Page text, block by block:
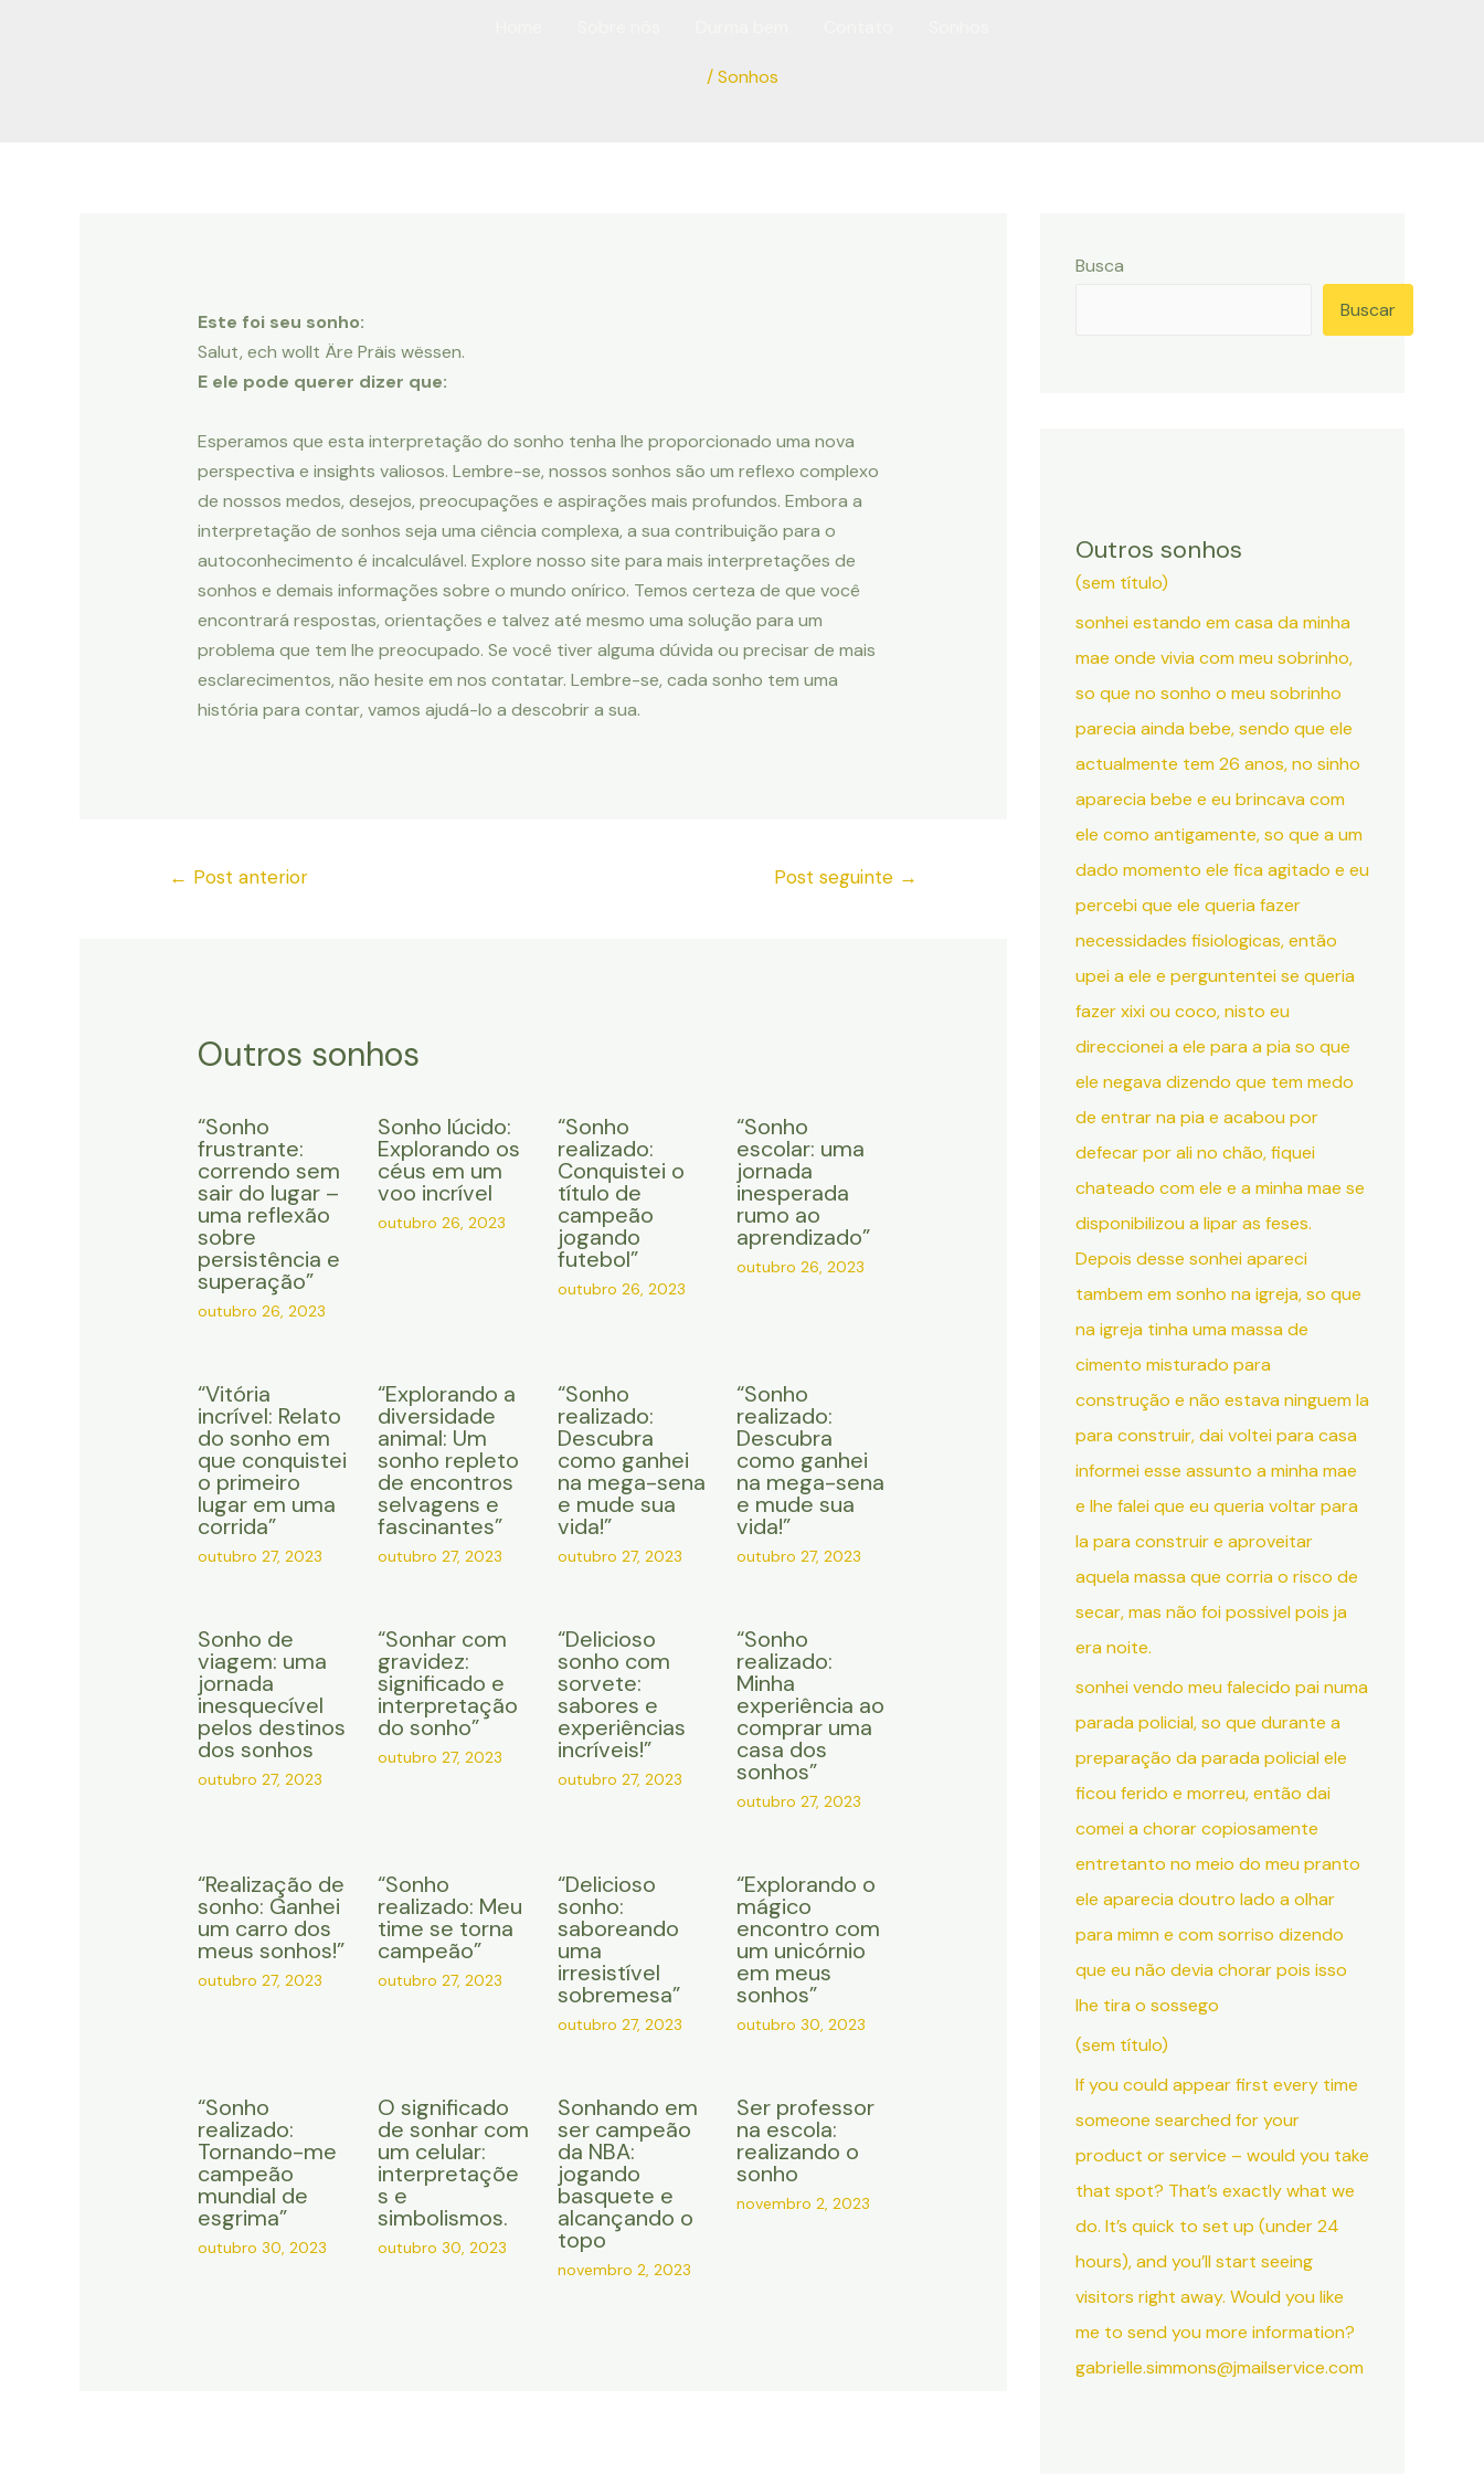
/Sonhos
Este foi seu sonho:
Salut, ech wollt Äre Präis wëssen.
E ele pode querer dizer que:
Esperamos que esta interpretação do sonho tenha lhe proporcionado uma nova
perspectiva e insights valiosos. Lembre-se, nossos sonhos são um reflexo complexo
de nossos medos, desejos, preocupações e aspirações mais profundos. Embora a
interpretação de sonhos seja uma ciência complexa, a sua contribuição para o
autoconhecimento é incalculável. Explore nosso site para mais interpretações de
sonhos e demais informações sobre o mundo onírico. Temos certeza de que você
encontrará respostas, orientações e talvez até mesmo uma solução para um
problema que tem lhe preocupado. Se você tiver alguma dúvida ou precisar de mais
esclarecimentos, não hesite em nos contatar. Lembre-se, cada sonho tem uma
história para contar, vamos ajudá-lo a descobrir a sua.
← Post anterior Post seguinte →
Outros sonhos
“Sonho
frustrante:
correndo sem
sair do lugar –
uma reflexão
sobre
persistência e
superação”
outubro 26, 2023
Sonho lúcido:
Explorando os
céus em um
voo incrível
outubro 26, 2023
“Sonho
realizado:
Conquistei o
título de
campeão
jogando
futebol”
outubro 26, 2023
“Sonho
escolar: uma
jornada
inesperada
rumo ao
aprendizado”
outubro 26, 2023
“Vitória
incrível: Relato
do sonho em
que conquistei
o primeiro
lugar em uma
corrida”
outubro 27, 2023
“Explorando a
diversidade
animal: Um
sonho repleto
de encontros
selvagens e
fascinantes”
outubro 27, 2023
“Sonho
realizado:
Descubra
como ganhei
na mega-sena
e mude sua
vida!”
outubro 27, 2023
“Sonho
realizado:
Descubra
como ganhei
na mega-sena
e mude sua
vida!”
outubro 27, 2023
Sonho de
viagem: uma
jornada
inesquecível
pelos destinos
dos sonhos
outubro 27, 2023
“Sonhar com
gravidez:
significado e
interpretação
do sonho”
outubro 27, 2023
“Delicioso
sonho com
sorvete:
sabores e
experiências
incríveis!”
outubro 27, 2023
“Sonho
realizado:
Minha
experiência ao
comprar uma
casa dos
sonhos”
outubro 27, 2023
“Realização de
sonho: Ganhei
um carro dos
meus sonhos!”
outubro 27, 2023
“Sonho
realizado: Meu
time se torna
campeão”
outubro 27, 2023
“Delicioso
sonho:
saboreando
uma
irresistível
sobremesa”
outubro 27, 2023
“Explorando o
mágico
encontro com
um unicórnio
em meus
sonhos”
outubro 30, 2023
“Sonho
realizado:
Tornando-me
campeão
mundial de
esgrima”
outubro 30, 2023
O significado
de sonhar com
um celular:
interpretaçõe
s e
simbolismos.
outubro 30, 2023
Sonhando em
ser campeão
da NBA:
jogando
basquete e
alcançando o
topo
novembro 2, 2023
Ser professor
na escola:
realizando o
sonho
novembro 2, 2023
Busca
Buscar
Outros sonhos
(sem título)
sonhei estando em casa da minha
mae onde vivia com meu sobrinho,
so que no sonho o meu sobrinho
parecia ainda bebe, sendo que ele
actualmente tem 26 anos, no sinho
aparecia bebe e eu brincava com
ele como antigamente, so que a um
dado momento ele fica agitado e eu
percebi que ele queria fazer
necessidades fisiologicas, então
upei a ele e perguntentei se queria
fazer xixi ou coco, nisto eu
direccionei a ele para a pia so que
ele negava dizendo que tem medo
de entrar na pia e acabou por
defecar por ali no chão, fiquei
chateado com ele e a minha mae se
disponibilizou a lipar as feses.
Depois desse sonhei apareci
tambem em sonho na igreja, so que
na igreja tinha uma massa de
cimento misturado para
construção e não estava ninguem la
para construir, dai voltei para casa
informei esse assunto a minha mae
e lhe falei que eu queria voltar para
la para construir e aproveitar
aquela massa que corria o risco de
secar, mas não foi possivel pois ja
era noite.
sonhei vendo meu falecido pai numa
parada policial, so que durante a
preparação da parada policial ele
ficou ferido e morreu, então dai
comei a chorar copiosamente
entretanto no meio do meu pranto
ele aparecia doutro lado a olhar
para mimn e com sorriso dizendo
que eu não devia chorar pois isso
lhe tira o sossego
(sem título)
If you could appear first every time
someone searched for your
product or service – would you take
that spot? That’s exactly what we
do. It’s quick to set up (under 24
hours), and you’ll start seeing
visitors right away. Would you like
me to send you more information?
gabrielle.simmons@jmailservice.com